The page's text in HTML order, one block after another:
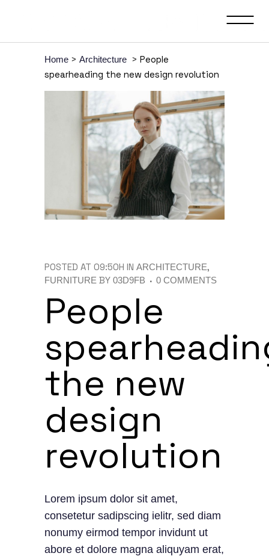
Home > Architecture > People
spearheading the new design revolution
People
the new
design
revolution
POSTED AT 09:50H IN ARCHITECTURE,
FURNITURE BY 03D9FB 0 COMMENTS
Lorem ipsum dolor sit amet,
consetetur sadipscing ielitr, sed diam
nonumy eirmod tempor invidunt ut
abore et dolore magna aliquyam erat,